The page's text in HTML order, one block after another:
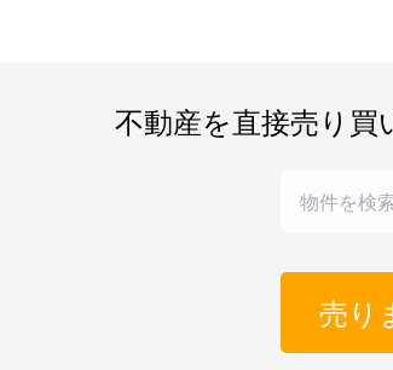
不動産を直接売り買
売り